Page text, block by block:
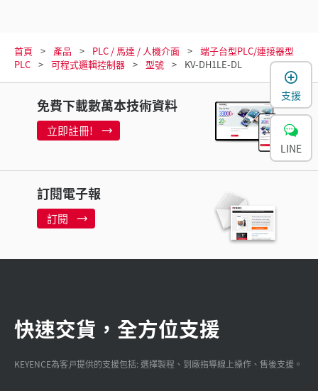
首頁 產品 PLC / 馬達 / 人機介面
端子台型PLC/連接器型
PLC
可程式邏輯控制器 型號 KV-DH1LE-DL
免費下載數萬本技術資料
立即註冊!
訂閱電子報
訂閱
快速交貨，全方位支援
KEYENCE為客戸提供的支援包括: 選擇製程、到廠指導線上操作、售後支援。
支援
LINE